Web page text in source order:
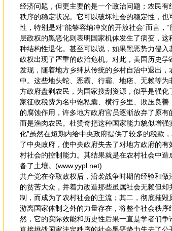
经济问题，但更主要的是一个政治问题；农民
秩序的稳定状况。它可以破坏社会的稳定性，
性，特别是对“能够容纳冲突的开放社会”而言
层政权的黑恶化则表明国家机体发生了病变，
种结构性退化。甚至可以说，如果黑恶势力侵
政权出现了严重的政治危机。对此，美国历史
发现，随着地方乡绅从传统的乡村自治中退出
中。这些地头蛇、恶霸、行霸、地痞、无赖等
方政府盘剥农民，为国家搜刮资源，似乎是强
家征收税费为名中饱私囊、横行乡里、欺压良
的腐蚀作用，许多地方政府官员逐渐放弃了原
而是渔肉农民。杜赞奇把这种国家能力貌似增强
化”虽然在短期内给中央政府提供了较多的税款
了中央政府，使中央政府失去了对地方政府的
村社会的控制能力。其结果就是在农村社会中
备了土壤。(www.yypl.net)
共产党在夺取政权后，沿袭战争时期的经验和
的贫苦大众，并着力改造那些虽属社会无赖但
制，而成为了农村社会的主流；其二，彻底摧
游离国家体制之外的力量存在，将整个社会秩
然，它的实际效能和历史性后果一直是学者们